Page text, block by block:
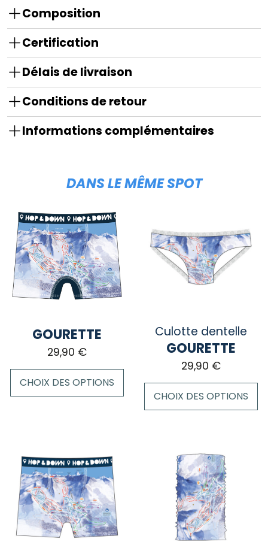
Composition
Certification
Délais de livraison
Conditions de retour
Informations complémentaires
DANS LE MÊME SPOT
GOURETTE
29,90 €
CHOIX DES OPTIONS
plusieurs
variations.
Les
options
peuvent
être
choisies
Culotte dentelle
GOURETTE
29,90 €
CHOIX DES OPTIONS
plusieurs
variations.
options
peuvent